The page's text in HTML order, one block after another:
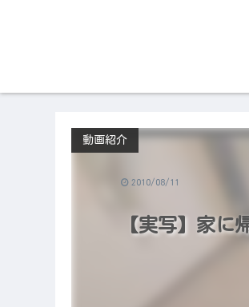
【実写】家に
動画紹介
2010/08/11